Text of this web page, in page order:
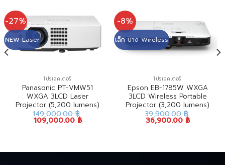
-27%
NEW Laser
โปรเจคเตอร์
Panasonic PT-VMW51
WXGA 3LCD Laser
Projector (5,200 lumens)
149,000.00฿
109,000.00 ฿
-8%
เล็ก บาง Wireless
โปรเจคเตอร์
Epson EB-1785W WXGA
3LCD Wireless Portable
Projector (3,200 lumens)
39,900.00฿
36,900.00 ฿